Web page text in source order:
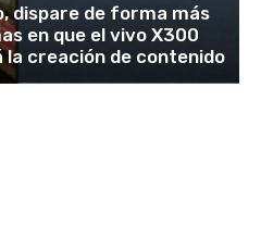
dispare de forma más
en que el vivo X300
creación de contenido